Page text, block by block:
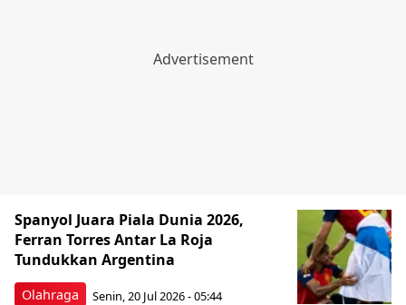
Olahraga
Spanyol Juara Piala Dunia 2026,
Ferran Torres Antar La Roja
Tundukkan Argentina
Senin, 20 Jul 2026 - 05:44